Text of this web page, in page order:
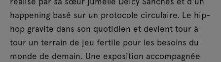
happening basé sur un protocole circulaire. Le hip-
hop gravite dans son quotidien et devient tour à
tour un terrain de jeu fertile pour les besoins du
monde de demain. Une exposition accompagnée